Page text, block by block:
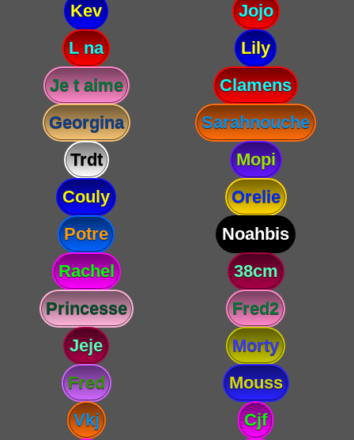
Kev
Jojo
L na
Lily
Je t aime
Clamens
Georgina
Sarahnouche
Trdt
Mopi
Couly
Orelie
Potre
Noahbis
Rachel
38cm
Princesse
Fred2
Jeje
Morty
Fred
Mouss
Vkj
Cjf